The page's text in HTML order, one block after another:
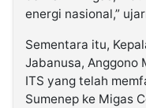
energi nasional,”
Sementara itu,
Jabanusa, Anggono
ITS yang telah
Sumenep ke Migas